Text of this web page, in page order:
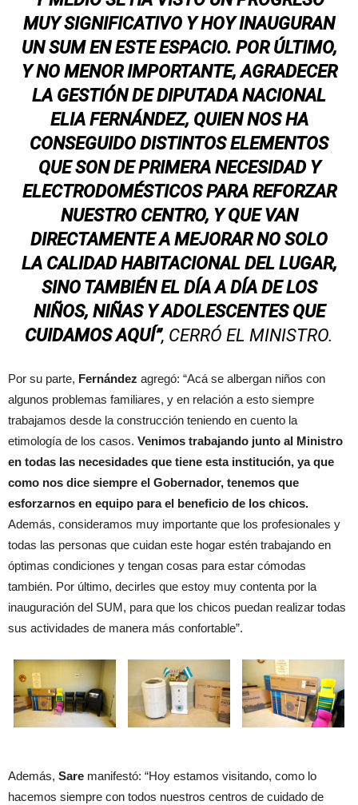
MUY SIGNIFICATIVO Y HOY INAUGURAN
UN SUM EN ESTE ESPACIO. POR ÚLTIMO,
Y NO MENOR IMPORTANTE, AGRADECER
LA GESTIÓN DE DIPUTADA NACIONAL
ELIA FERNÁNDEZ, QUIEN NOS HA
CONSEGUIDO DISTINTOS ELEMENTOS
QUE SON DE PRIMERA NECESIDAD Y
ELECTRODOMÉSTICOS PARA REFORZAR
NUESTRO CENTRO, Y QUE VAN
DIRECTAMENTE A MEJORAR NO SOLO
LA CALIDAD HABITACIONAL DEL LUGAR,
SINO TAMBIÉN EL DÍA A DÍA DE LOS
NIÑOS, NIÑAS Y ADOLESCENTES QUE
CUIDAMOS AQUÍ”, CERRÓ EL MINISTRO.
Por su parte, Fernández agregó: “Acá se albergan niños con
algunos problemas familiares, y en relación a esto siempre
trabajamos desde la construcción teniendo en cuento la
etimología de los casos. Venimos trabajando junto al Ministro
en todas las necesidades que tiene esta institución, ya que
como nos dice siempre el Gobernador, tenemos que
esforzarnos en equipo para el beneficio de los chicos.
Además, consideramos muy importante que los profesionales y
todas las personas que cuidan este hogar estén trabajando en
óptimas condiciones y tengan cosas para estar cómodas
también. Por último, decirles que estoy muy contenta por la
inauguración del SUM, para que los chicos puedan realizar todas
sus actividades de manera más confortable”.
Además, Sare manifestó: “Hoy estamos visitando, como lo
hacemos siempre con todos nuestros centros de cuidado de